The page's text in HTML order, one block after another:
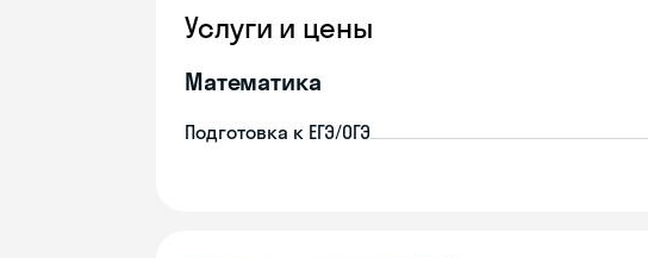
Услуги и цены
Математика
Подготовка к ЕГЭ/ОГЭ